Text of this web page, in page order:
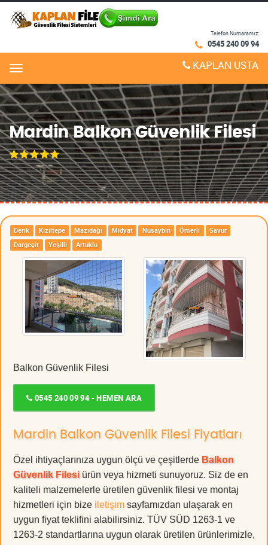
Telefon Numaramız:
0545 240 09 94
Menu KAPLAN USTA
Mardin Balkon Güvenlik Filesi
Derik Kızıltepe Mazıdağı Midyat Nusaybin Ömerli
Savur
Dargeçit
Yeşilli Artuklu
Balkon Güvenlik Filesi
0545 240 09 94 - HEMEN ARA
Mardin Balkon Güvenlik Filesi Fiyatları
Özel ihtiyaçlarınıza uygun ölçü ve çeşitlerde Balkon
Güvenlik Filesi ürün veya hizmeti sunuyoruz. Siz de en
kaliteli malzemelerle üretilen güvenlik filesi ve montaj
hizmetleri için bize iletişim sayfamızdan ulaşarak en
uygun fiyat teklifini alabilirsiniz. TÜV SÜD 1263-1 ve
1263-2 standartlarına uygun olarak üretilen ürünlerimizle,